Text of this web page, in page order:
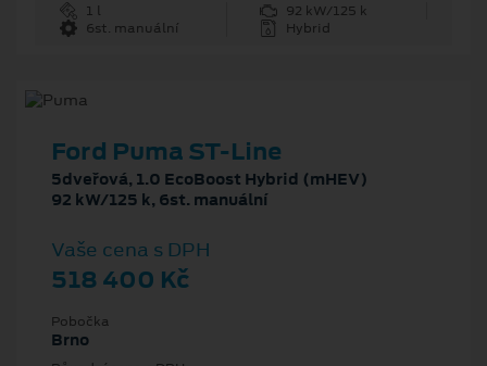
1 l
92 kW/125 k
6st. manuální
Hybrid
Ford Puma ST-Line
5dveřová, 1.0 EcoBoost Hybrid (mHEV)
92 kW/125 k, 6st. manuální
Vaše cena s DPH
518 400 Kč
Pobočka
Brno